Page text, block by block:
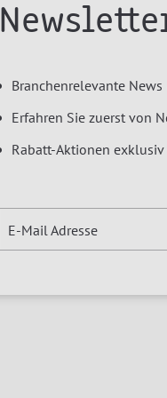
Branchenrelevante
Erfahren Sie zuerst von
Rabatt-Aktionen
E-Mail Adresse